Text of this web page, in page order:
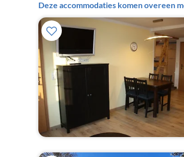
Deze accommodaties komen overeen